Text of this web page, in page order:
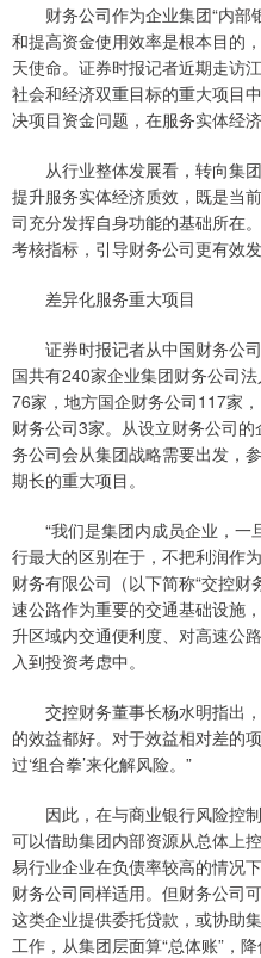
财务公司作为企业集团“内部
和提高资金使用效率是根本目的
天使命。证券时报记者近期走访
社会和经济双重目标的重大项目
决项目资金问题，在服务实体经
从行业整体发展看，转向集团
提升服务实体经济质效，既是当
司充分发挥自身功能的基础所在
考核指标，引导财务公司更有效发
差异化服务重大项目
证券时报记者从中国财务公司
国共有240家企业集团财务公司
76家，地方国企财务公司117家
财务公司3家。从设立财务公司
务公司会从集团战略需要出发，
期长的重大项目。
“我们是集团内成员企业，一
行最大的区别在于，不把利润作
财务有限公司（以下简称“交控
速公路作为重要的交通基础设施
升区域内交通便利度、对高速公
入到投资考虑中。
交控财务董事长杨水明指出，
的效益都好。对于效益相对差的
过‘组合拳’来化解风险。”
因此，在与商业银行风险控制
可以借助集团内部资源从总体上
易行业企业在负债率较高的情况
财务公司同样适用。但财务公司
这类企业提供委托贷款，或协助
工作，从集团层面算“总体账”，降